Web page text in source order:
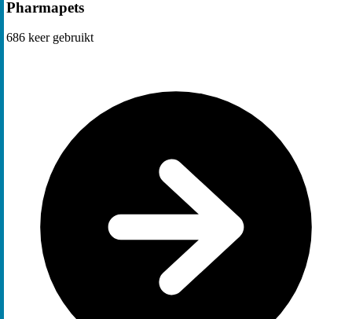
Pharmapets
686 keer gebruikt